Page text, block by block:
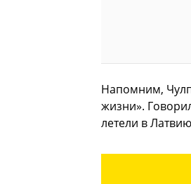
Напомним,
жизни».
летели в